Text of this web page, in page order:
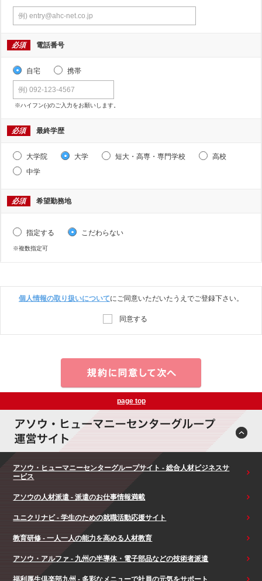
必須 電話番号
自宅 携帯
※ハイフン(-)のご入力をお願いします。
必須 最終学歴
大学院 大学 短大・高専・専門学校
高校
中学
必須 希望勤務地
指定する こだわらない
※複数指定可
個人情報の取り扱いについてにご同意いただいたうえでご登録下さい。
同意する
page top
アソウ・ヒューマニーセンターグループサイト - 総合人材ビジネスサ
ービス
アソウの人材派遣 - 派遣のお仕事情報満載
ユニクリナビ - 学生のための就職活動応援サイト
教育研修 - 一人一人の能力を高める人材教育
アソウ・アルファ - 九州の半導体・電子部品などの技術者派遣
福利厚生倶楽部九州 - 多彩なメニューで社員の元気をサポート